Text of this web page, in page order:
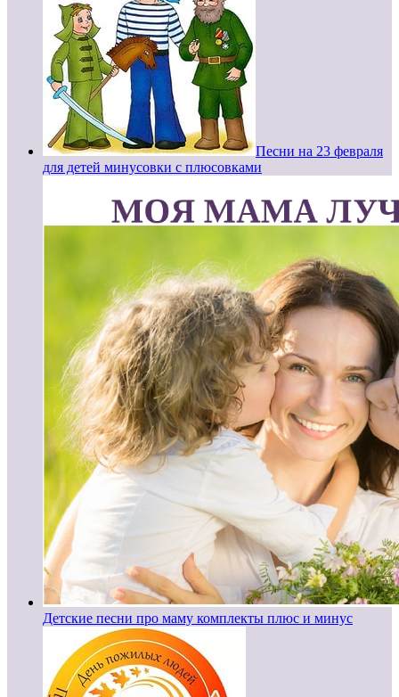
Песни на 23 февраля
для детей минусовки с плюсовками
Детские песни про маму комплекты плюс и минус